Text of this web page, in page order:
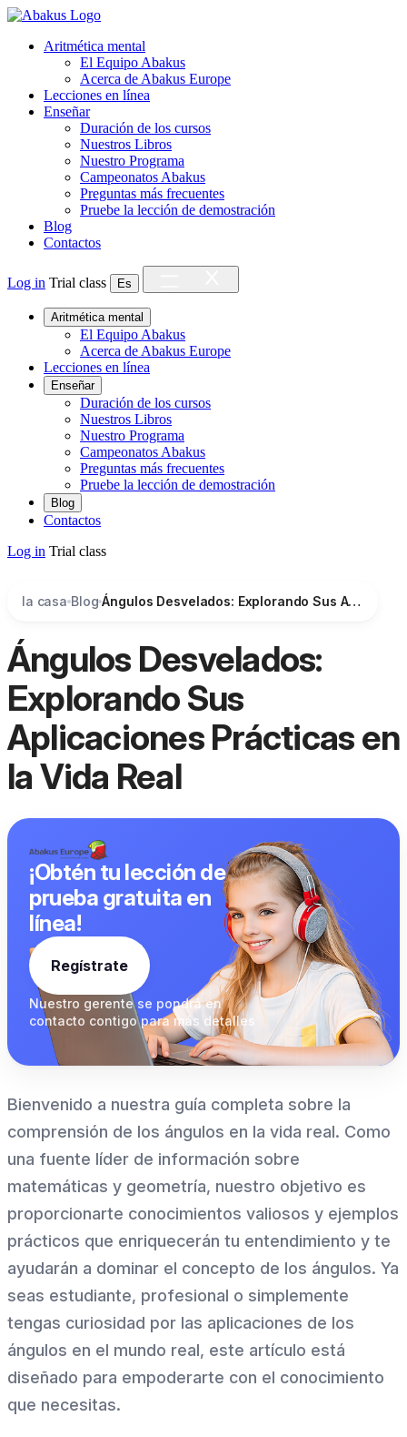
Aritmética mental
El Equipo Abakus
Acerca de Abakus Europe
Lecciones en línea
Enseñar
Duración de los cursos
Nuestros Libros
Nuestro Programa
Campeonatos Abakus
Preguntas más frecuentes
Pruebe la lección de demostración
Blog
Contactos
Log in Trial class Es
Aritmética mental
El Equipo Abakus
Acerca de Abakus Europe
Lecciones en línea
Enseñar
Duración de los cursos
Nuestros Libros
Nuestro Programa
Campeonatos Abakus
Preguntas más frecuentes
Pruebe la lección de demostración
Blog
Contactos
Log in Trial class
la casa Blog Ángulos Desvelados: Explorando Sus Aplicaciones Prácticas en la Vida Real
Ángulos Desvelados:
Explorando Sus
Aplicaciones Prácticas en
la Vida Real
¡Obtén tu lección de
prueba gratuita en
línea!
Regístrate
Nuestro gerente se pondráen
contacto contigo paramás detalles
Bienvenido a nuestra guía completa sobre la
comprensión de los ángulos en la vida real. Como
una fuente líder de información sobre
matemáticas y geometría, nuestro objetivo es
proporcionarte conocimientos valiosos y ejemplos
prácticos que enriquecerán tu entendimiento y te
ayudarán a dominar el concepto de los ángulos. Ya
seas estudiante, profesional o simplemente
tengas curiosidad por las aplicaciones de los
ángulos en el mundo real, este artículo está
diseñado para empoderarte con el conocimiento
que necesitas.